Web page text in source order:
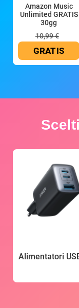
Amazon Music
Unlimited GRATIS
30gg
10,99 €
GRATIS
Alimentatori